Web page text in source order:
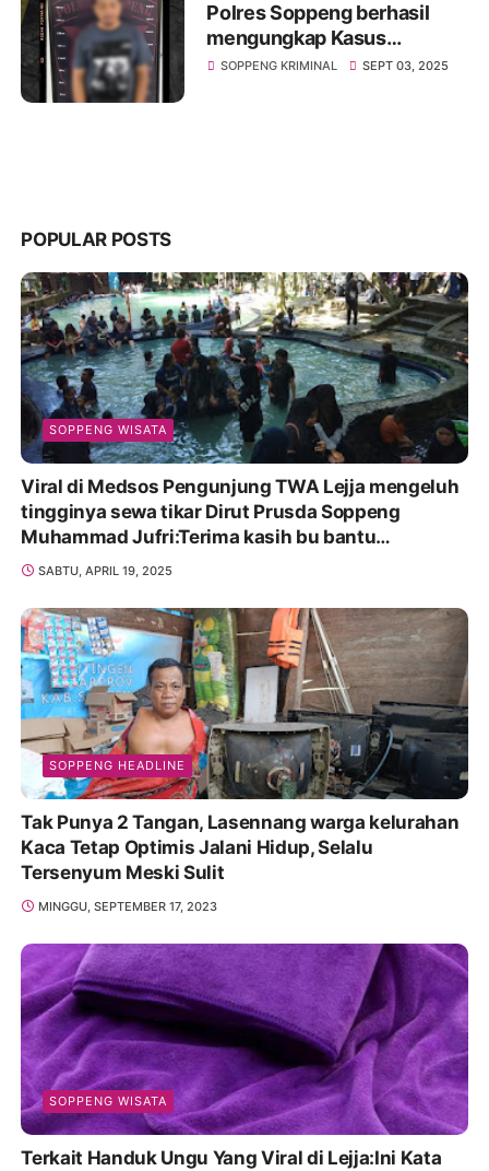
Polres Soppeng berhasil
mengungkap Kasus
Pencurian Sapi, Pelaku
SOPPENG KRIMINAL SEPT 03, 2025
POPULAR POSTS
SOPPENG WISATA
Viral di Medsos Pengunjung TWA Lejja mengeluh
tingginya sewa tikar Dirut Prusda Soppeng
Muhammad Jufri:Terima kasih bu bantu
Promosikan
SABTU, APRIL 19, 2025
SOPPENG HEADLINE
Tak Punya 2 Tangan, Lasennang warga kelurahan
Kaca Tetap Optimis Jalani Hidup, Selalu
Tersenyum Meski Sulit
MINGGU, SEPTEMBER 17, 2023
SOPPENG WISATA
Terkait Handuk Ungu Yang Viral di Lejja:Ini Kata